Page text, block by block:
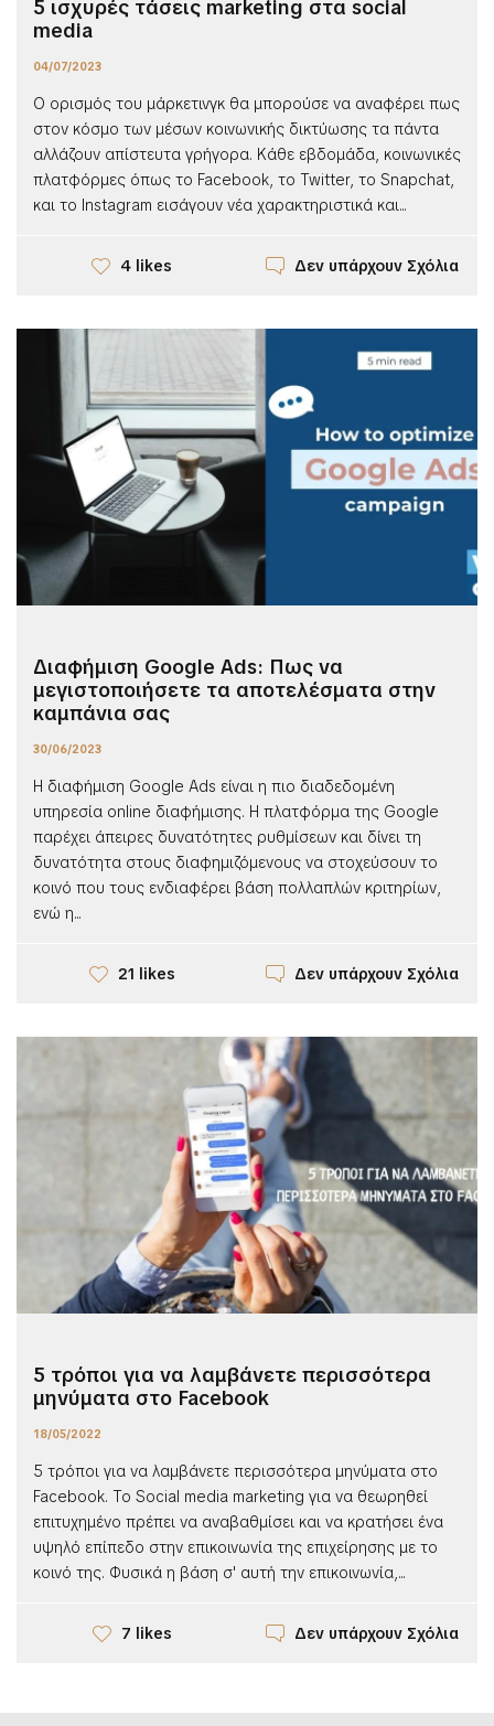
5 ισχυρές τάσεις marketing στα social
media
04/07/2023
Ο ορισμός του μάρκετινγκ θα μπορούσε να αναφέρει πως
στον κόσμο των μέσων κοινωνικής δικτύωσης τα πάντα
αλλάζουν απίστευτα γρήγορα. Κάθε εβδομάδα, κοινωνικές
πλατφόρμες όπως το Facebook, το Twitter, το Snapchat,
και το Instagram εισάγουν νέα χαρακτηριστικά και...
4 likes Δεν υπάρχουν Σχόλια
Διαφήμιση Google Ads: Πως να
μεγιστοποιήσετε τα αποτελέσματα στην
καμπάνια σας
30/06/2023
Η διαφήμιση Google Ads είναι η πιο διαδεδομένη
υπηρεσία online διαφήμισης. Η πλατφόρμα της Google
παρέχει άπειρες δυνατότητες ρυθμίσεων και δίνει τη
δυνατότητα στους διαφημιζόμενους να στοχεύσουν το
κοινό που τους ενδιαφέρει βάση πολλαπλών κριτηρίων,
ενώ η...
21 likes Δεν υπάρχουν Σχόλια
5 τρόποι για να λαμβάνετε περισσότερα
μηνύματα στο Facebook
18/05/2022
5 τρόποι για να λαμβάνετε περισσότερα μηνύματα στο
Facebook. Το Social media marketing για να θεωρηθεί
επιτυχημένο πρέπει να αναβαθμίσει και να κρατήσει ένα
υψηλό επίπεδο στην επικοινωνία της επιχείρησης με το
κοινό της. Φυσικά η βάση σ' αυτή την επικοινωνία,...
7 likes Δεν υπάρχουν Σχόλια